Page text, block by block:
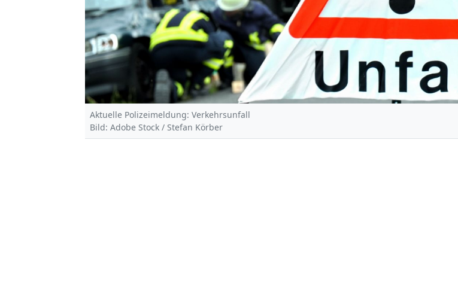
Aktuelle Polizeimeldung: Verkehrsunfall
Bild: Adobe Stock / Stefan Körber